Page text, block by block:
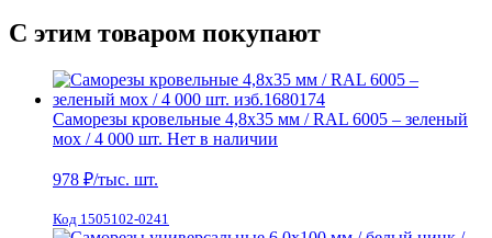
С этим товаром покупают
Саморезы кровельные 4,8х35 мм / RAL 6005 – зеленый
мох / 4 000 шт. Нет в наличии
978 ₽/тыс. шт.
Код 1505102-0241